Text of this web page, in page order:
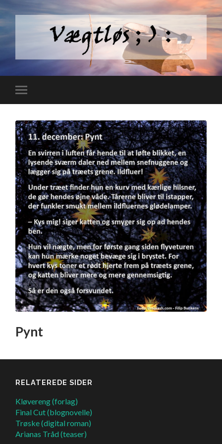
Pynt
RELATEREDE SIDER
Kløvereng (forlag)
Final Cut (blognovelle)
Trøske (digital roman)
Arianas Tråd (teaser)